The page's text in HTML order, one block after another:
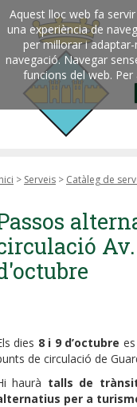
Aquest lloc web fa
una experiència de
per millorar i
navegació. Navegar
funcions del web.
> Serveis > Catàleg de
dies 8 i 9 d’octubre
de circulació de
haurà talls de
per a